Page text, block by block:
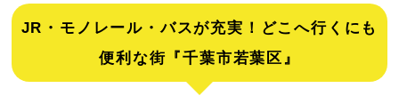
JR・モノレール・バスが充実！どこへ行くにも
便利な街『千葉市若葉区』